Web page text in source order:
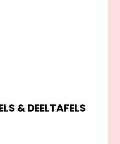
& DEELTAFELS